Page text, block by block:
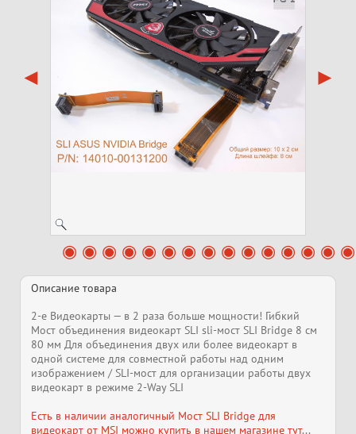
Описание товара
2-е Видеокарты — в 2 раза больше мощности! Гибкий
Мост объединения видеокарт SLI sli-мост SLI Bridge 8 см
80 мм Для объединения двух или более видеокарт в
одной системе для совместной работы над одним
изображением / SLI-мост для организации работы двух
видеокарт в режиме 2-Way SLI
Есть в наличии аналогичный Мост SLI Bridge для
видеокарт от MSI можно купить в нашем магазине тут...